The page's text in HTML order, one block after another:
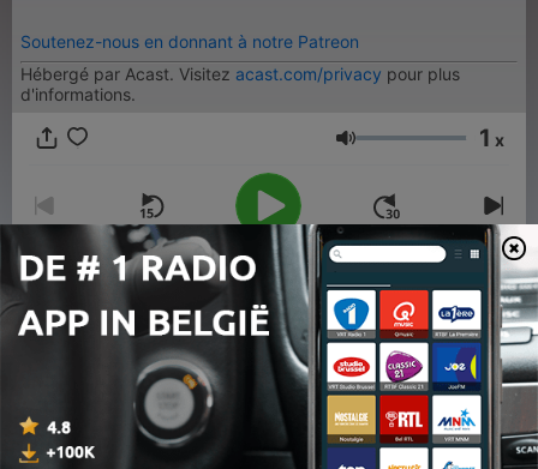
Soutenez-nous en donnant à notre Patreon
Hébergé par Acast. Visitez acast.com/privacy pour plus
d'informations.
Volume 1 x
00:00 00:00
Afleveringen
15.11 - C'était ça les Bambieras
21 mei 2026